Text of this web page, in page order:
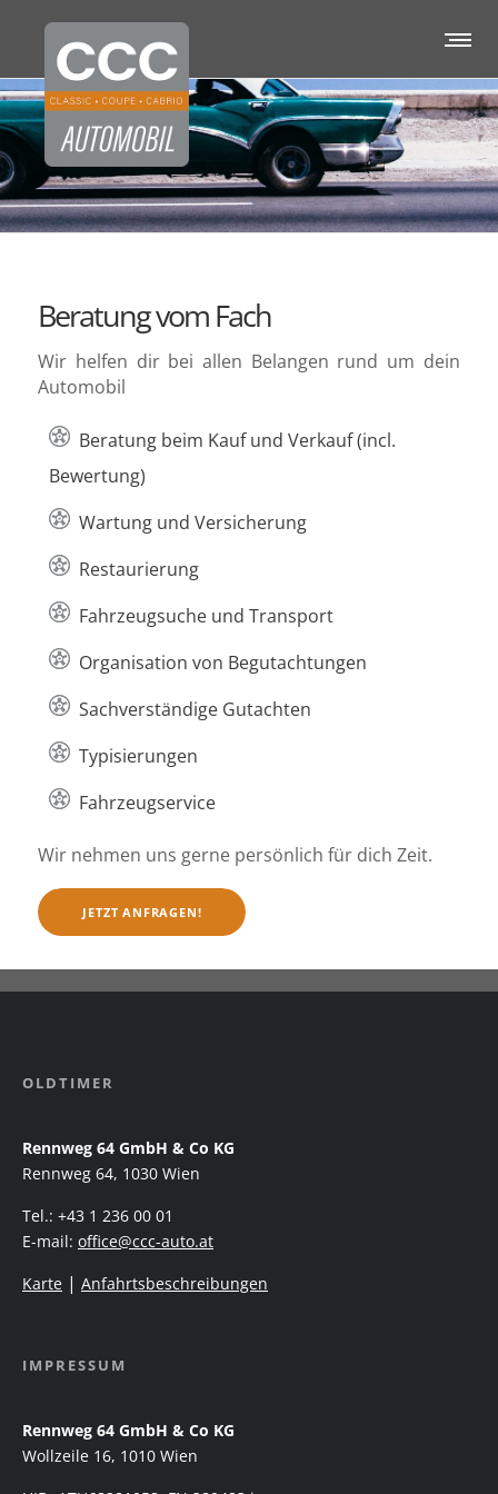
Beratung vom Fach
Wir helfen dir bei allen Belangen rund um dein
Automobil
Beratung beim Kauf und Verkauf (incl.
Bewertung)
Wartung und Versicherung
Restaurierung
Fahrzeugsuche und Transport
Organisation von Begutachtungen
Sachverständige Gutachten
Typisierungen
Fahrzeugservice
Wir nehmen uns gerne persönlich für dich Zeit.
JETZT ANFRAGEN!
OLDTIMER
Rennweg 64 GmbH & Co KG
Rennweg 64, 1030 Wien
Tel.: +43 1 236 00 01
E-mail: office@ccc-auto.at
Karte | Anfahrtsbeschreibungen
IMPRESSUM
Rennweg 64 GmbH & Co KG
Wollzeile 16, 1010 Wien